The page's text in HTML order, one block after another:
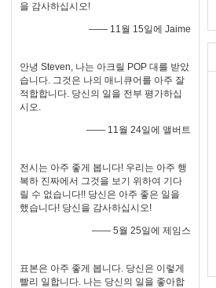
을 감사하십시오!
—— 11월 15일에 Jaime
안녕 Steven, 나는 아크릴 POP 대를 받았
습니다. 그것은 나의 매니큐어를 아주 잘
적합합니다. 당신의 일을 전부 평가하십
시오.
—— 11월 24일에 앨버트
전시는 아주 좋게 봅니다! 우리는 아주 행
복하 진짜에서 그것을 보기 위하여 기다
릴 수 없습니다!! 당신은 아주 좋은 일을
했습니다! 당신을 감사하십시오!
—— 5월 25일에 제임스
표본은 아주 좋게 봅니다. 당신은 이렇게
빨리 일합니다. 나는 당신의 일을 좋아합